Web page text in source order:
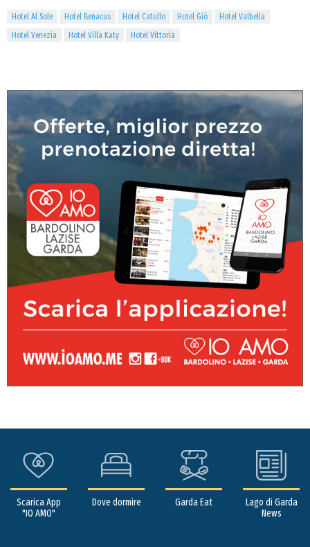
Hotel Al Sole Hotel Benacus Hotel Catullo Hotel Giò
Hotel Valbella
Hotel Venezia
Hotel Villa Katy Hotel Vittoria
Scarica App
"IO AMO"
Dove dormire Garda Eat
Lago di Garda
News